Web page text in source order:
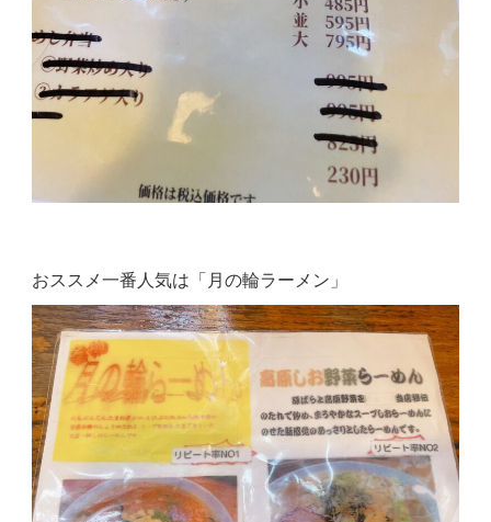
おススメ一番人気は「月の輪ラーメン」